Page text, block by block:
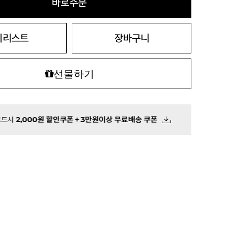
바로주문
리스트 장바구니
선물하기